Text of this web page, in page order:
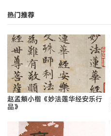
热门推荐
赵孟頫小楷《妙法莲华经安乐行
品》